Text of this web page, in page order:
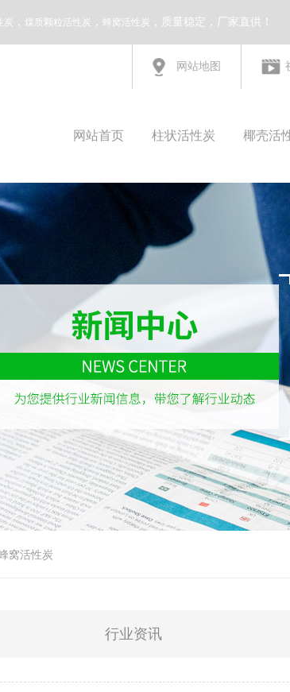
炭 ， 煤质颗粒活性炭 ， 蜂窝活性炭 ，质量稳定，厂家直供！
网站地图
网站首页 柱状活性炭 椰壳活
粉状活性炭 蜂窝活性炭
球形活性炭 水洗椰壳炭
椰壳活性炭
公
窝活性炭
行业资讯